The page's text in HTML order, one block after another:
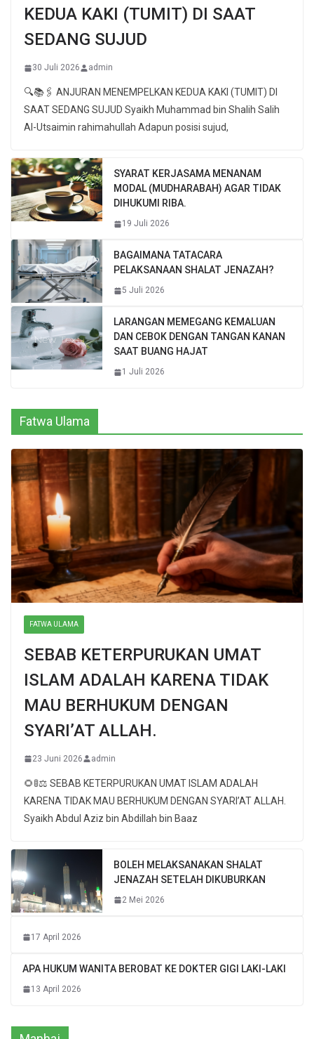
KEDUA KAKI (TUMIT) DI SAAT
SEDANG SUJUD
30 Juli 2026 admin
🔍📚🖇 ANJURAN MENEMPELKAN KEDUA KAKI (TUMIT) DI
SAAT SEDANG SUJUD Syaikh Muhammad bin Shalih Salih
Al-Utsaimin rahimahullah Adapun posisi sujud,
SYARAT KERJASAMA MENANAM
MODAL (MUDHARABAH) AGAR TIDAK
DIHUKUMI RIBA.
19 Juli 2026
BAGAIMANA TATACARA
PELAKSANAAN SHALAT JENAZAH?
5 Juli 2026
LARANGAN MEMEGANG KEMALUAN
DAN CEBOK DENGAN TANGAN KANAN
SAAT BUANG HAJAT
1 Juli 2026
Fatwa Ulama
FATWA ULAMA
SEBAB KETERPURUKAN UMAT
ISLAM ADALAH KARENA TIDAK
MAU BERHUKUM DENGAN
SYARI’AT ALLAH.
23 Juni 2026 admin
🌻🚦⚖ SEBAB KETERPURUKAN UMAT ISLAM ADALAH
KARENA TIDAK MAU BERHUKUM DENGAN SYARI’AT ALLAH.
Syaikh Abdul Aziz bin Abdillah bin Baaz
BOLEH MELAKSANAKAN SHALAT
JENAZAH SETELAH DIKUBURKAN
2 Mei 2026
17 April 2026
APA HUKUM WANITA BEROBAT KE DOKTER GIGI LAKI-LAKI
13 April 2026